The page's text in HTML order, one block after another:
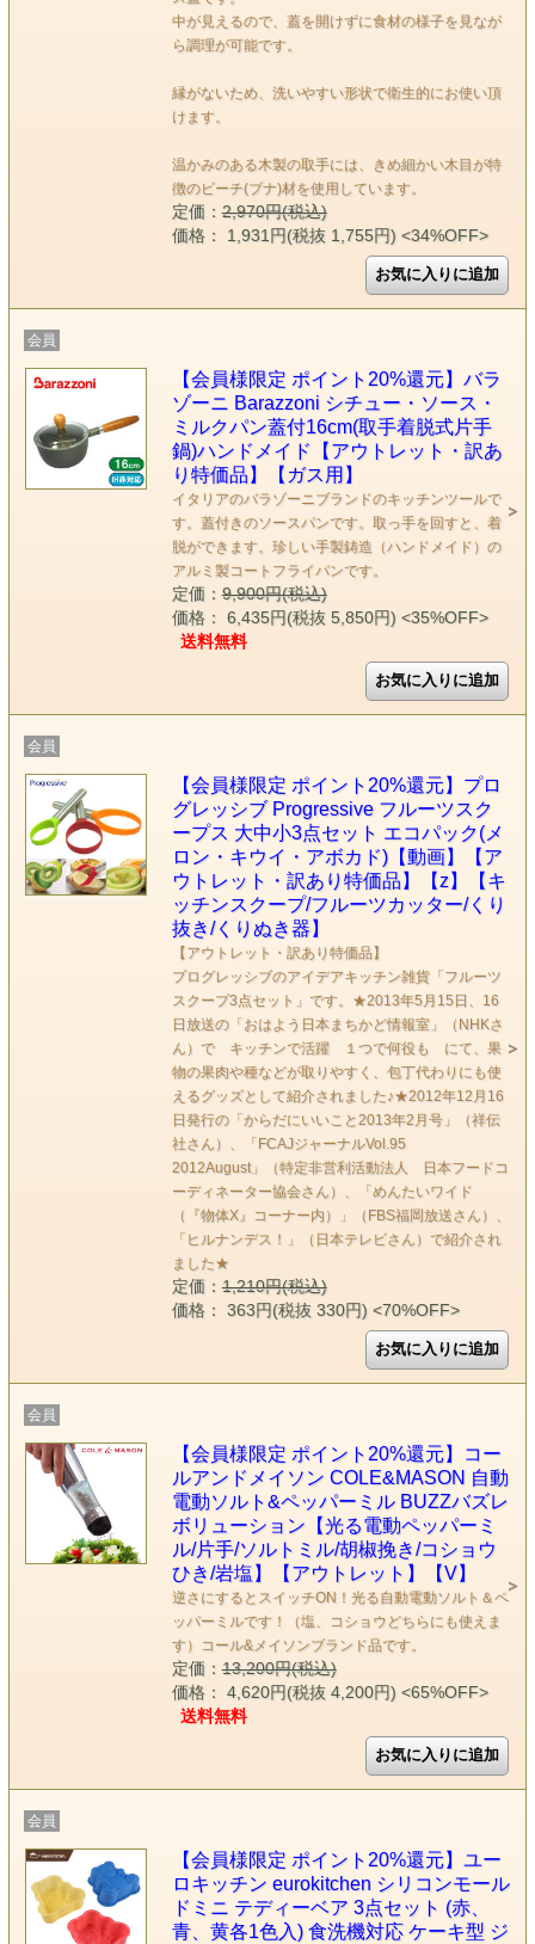
中が見えるので、蓋を開けずに食材の様子を見なが
ら調理が可能です。
縁がないため、洗いやすい形状で衛生的にお使い頂
けます。
温かみのある木製の取手には、きめ細かい木目が特
徴のビーチ(ブナ)材を使用しています。
定価：2,970円(税込)
価格： 1,931円(税抜 1,755円) <34%OFF>
会員
【会員様限定 ポイント20%還元】バラ
ゾーニ Barazzoni シチュー・ソース・
ミルクパン蓋付16cm(取手着脱式片手
鍋)ハンドメイド【アウトレット・訳あ
り特価品】【ガス用】
イタリアのバラゾーニブランドのキッチンツールで
す。蓋付きのソースパンです。取っ手を回すと、着
脱ができます。珍しい手製鋳造（ハンドメイド）の
アルミ製コートフライパンです。
定価：9,900円(税込)
価格： 6,435円(税抜 5,850円) <35%OFF>
送料無料
会員
【会員様限定 ポイント20%還元】プロ
グレッシブ Progressive フルーツスク
ープス 大中小3点セット エコパック(メ
ロン・キウイ・アボカド)【動画】【ア
ウトレット・訳あり特価品】【z】【キ
ッチンスクープ/フルーツカッター/くり
抜き/くりぬき器】
【アウトレット・訳あり特価品】
プログレッシブのアイデアキッチン雑貨「フルーツ
スクープ3点セット」です。★2013年5月15日、16
日放送の「おはよう日本まちかど情報室」（NHKさ
ん）で キッチンで活躍 １つで何役も にて、果
物の果肉や種などが取りやすく、包丁代わりにも使
えるグッズとして紹介されました♪★2012年12月16
日発行の「からだにいいこと2013年2月号」（祥伝
社さん）、「FCAJジャーナルVol.95
2012August」（特定非営利活動法人 日本フードコ
ーディネーター協会さん）、「めんたいワイド
（『物体X』コーナー内）」（FBS福岡放送さん）、
「ヒルナンデス！」（日本テレビさん）で紹介され
ました★
定価：1,210円(税込)
価格： 363円(税抜 330円) <70%OFF>
会員
【会員様限定 ポイント20%還元】コー
ルアンドメイソン COLE&MASON 自動
電動ソルト&ペッパーミル BUZZバズレ
ボリューション【光る電動ペッパーミ
ル/片手/ソルトミル/胡椒挽き/コショウ
ひき/岩塩】【アウトレット】【V】
逆さにするとスイッチON！光る自動電動ソルト＆ペ
ッパーミルです！（塩、コショウどちらにも使えま
す）コール&メイソンブランド品です。
定価：13,200円(税込)
価格： 4,620円(税抜 4,200円) <65%OFF>
送料無料
会員
【会員様限定 ポイント20%還元】ユー
ロキッチン eurokitchen シリコンモール
ドミニ テディーベア 3点セット (赤、
青、黄各1色入) 食洗機対応 ケーキ型 ジ